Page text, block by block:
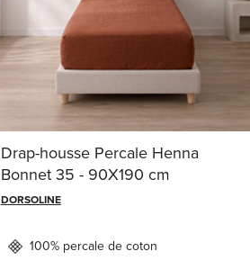
Drap-housse Percale Henna
Bonnet 35 - 90X190 cm
DORSOLINE
100% percale de coton